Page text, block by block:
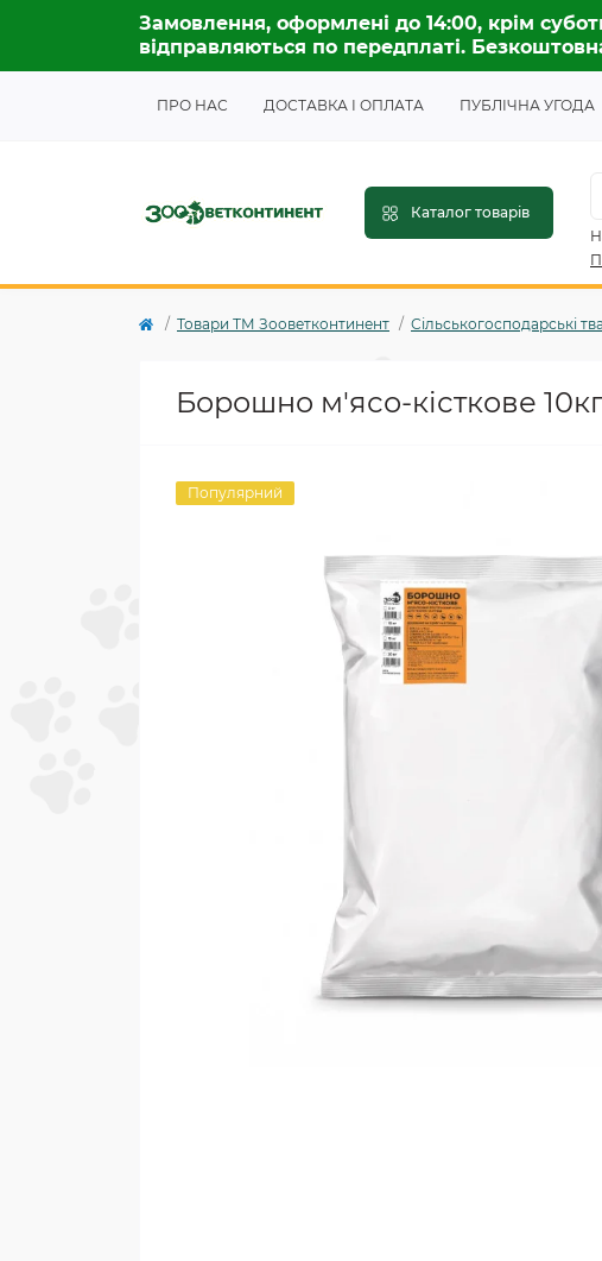
Замовлення, оформлені до 14:00, крім
відправляються по передплаті.
ПРО НАС ДОСТАВКА І ОПЛАТА ПУБЛІЧНА УГОДА
Каталог товарів
Товари ТМ Зооветконтинент Сільськогосподарські
Борошно м'ясо-кісткове
Популярний